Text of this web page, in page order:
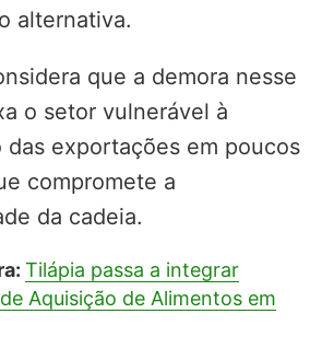
alternativa.
que a demora nesse
o setor vulnerável à
das exportações em poucos
compromete a
da cadeia.
Tilápia passa a integrar
Aquisição de Alimentos em